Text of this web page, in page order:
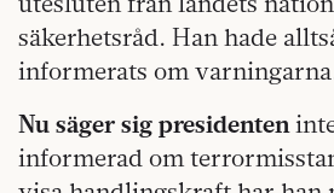
säkerhetsråd. Han hade
informerats om
Nu säger sig presidenten
informerad om